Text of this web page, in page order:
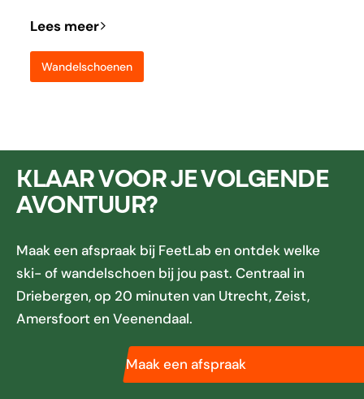
Lees meer
Wandelschoenen
KLAAR VOOR JE VOLGENDE
AVONTUUR?
Maak een afspraak bij FeetLab en ontdek welke
ski- of wandelschoen bij jou past. Centraal in
Driebergen, op 20 minuten van Utrecht, Zeist,
Amersfoort en Veenendaal.
Maak een afspraak